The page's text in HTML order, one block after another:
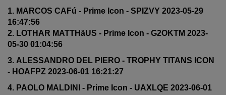
1. MARCOS CAFú - Prime Icon - SPIZVY 2023-05-29
16:47:56
2. LOTHAR MATTHäUS - Prime Icon - G2OKTM 2023-
05-30 01:04:56
3. ALESSANDRO DEL PIERO - TROPHY TITANS ICON
- HOAFPZ 2023-06-01 16:21:27
4. PAOLO MALDINI - Prime Icon - UAXLQE 2023-06-01